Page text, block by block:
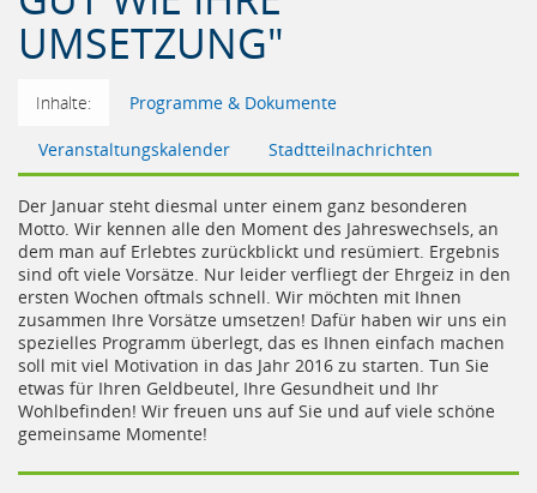
UMSETZUNG"
Inhalte: Programme & Dokumente
Veranstaltungskalender Stadtteilnachrichten
Der Januar steht diesmal unter einem ganz besonderen
Motto. Wir kennen alle den Moment des Jahreswechsels, an
dem man auf Erlebtes zurückblickt und resümiert. Ergebnis
sind oft viele Vorsätze. Nur leider verfliegt der Ehrgeiz in den
ersten Wochen oftmals schnell. Wir möchten mit Ihnen
zusammen Ihre Vorsätze umsetzen! Dafür haben wir uns ein
spezielles Programm überlegt, das es Ihnen einfach machen
soll mit viel Motivation in das Jahr 2016 zu starten. Tun Sie
etwas für Ihren Geldbeutel, Ihre Gesundheit und Ihr
Wohlbefinden! Wir freuen uns auf Sie und auf viele schöne
gemeinsame Momente!